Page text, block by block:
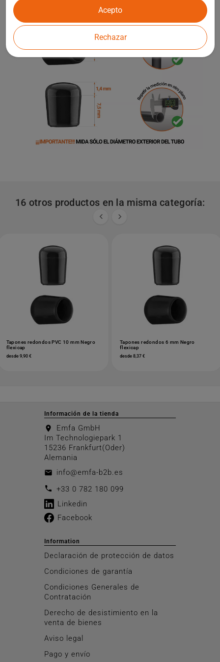
16 otros productos en la misma categoría:
 
Tapones redondos PVC 10 mm Negro
flexicap
desde 9,90 €
Tapones redondos 6 mm Negro
flexicap
desde 8,37 €
Rechazar
Acepto
Información de la tienda
location_on
Emfa GmbH
Im Technologiepark 1
15236 Frankfurt(Oder)
Alemania
email info@emfa-b2b.es
call +33 0 782 180 099
Linkedin
Facebook
Information
Declaración de protección de datos
Condiciones de garantía
Condiciones Generales de
Contratación
Derecho de desistimiento en la
venta de bienes
Aviso legal
Pago y envío